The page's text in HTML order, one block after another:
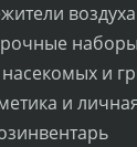
воздуха
наборы
насекомых и
и